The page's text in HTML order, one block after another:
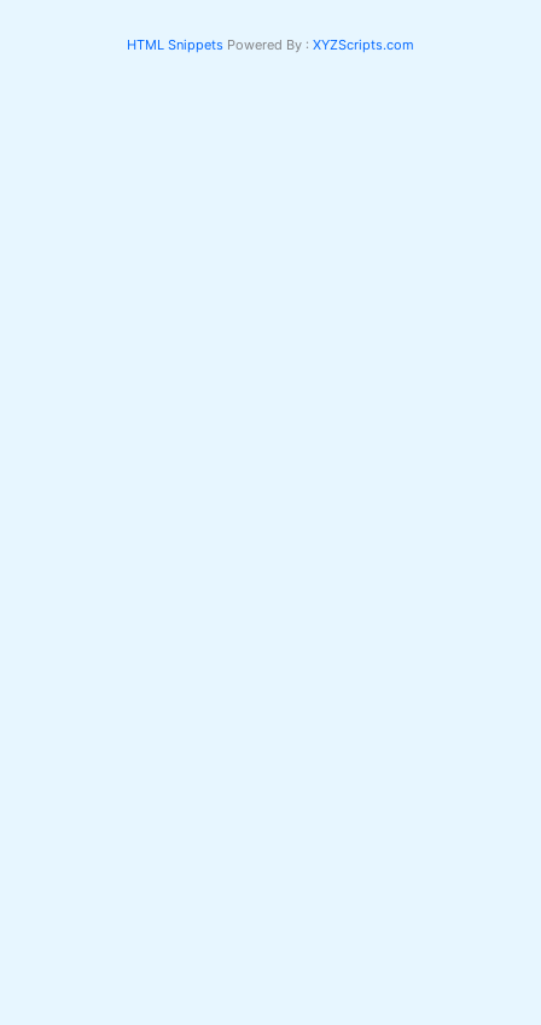
HTML Snippets Powered By : XYZScripts.com